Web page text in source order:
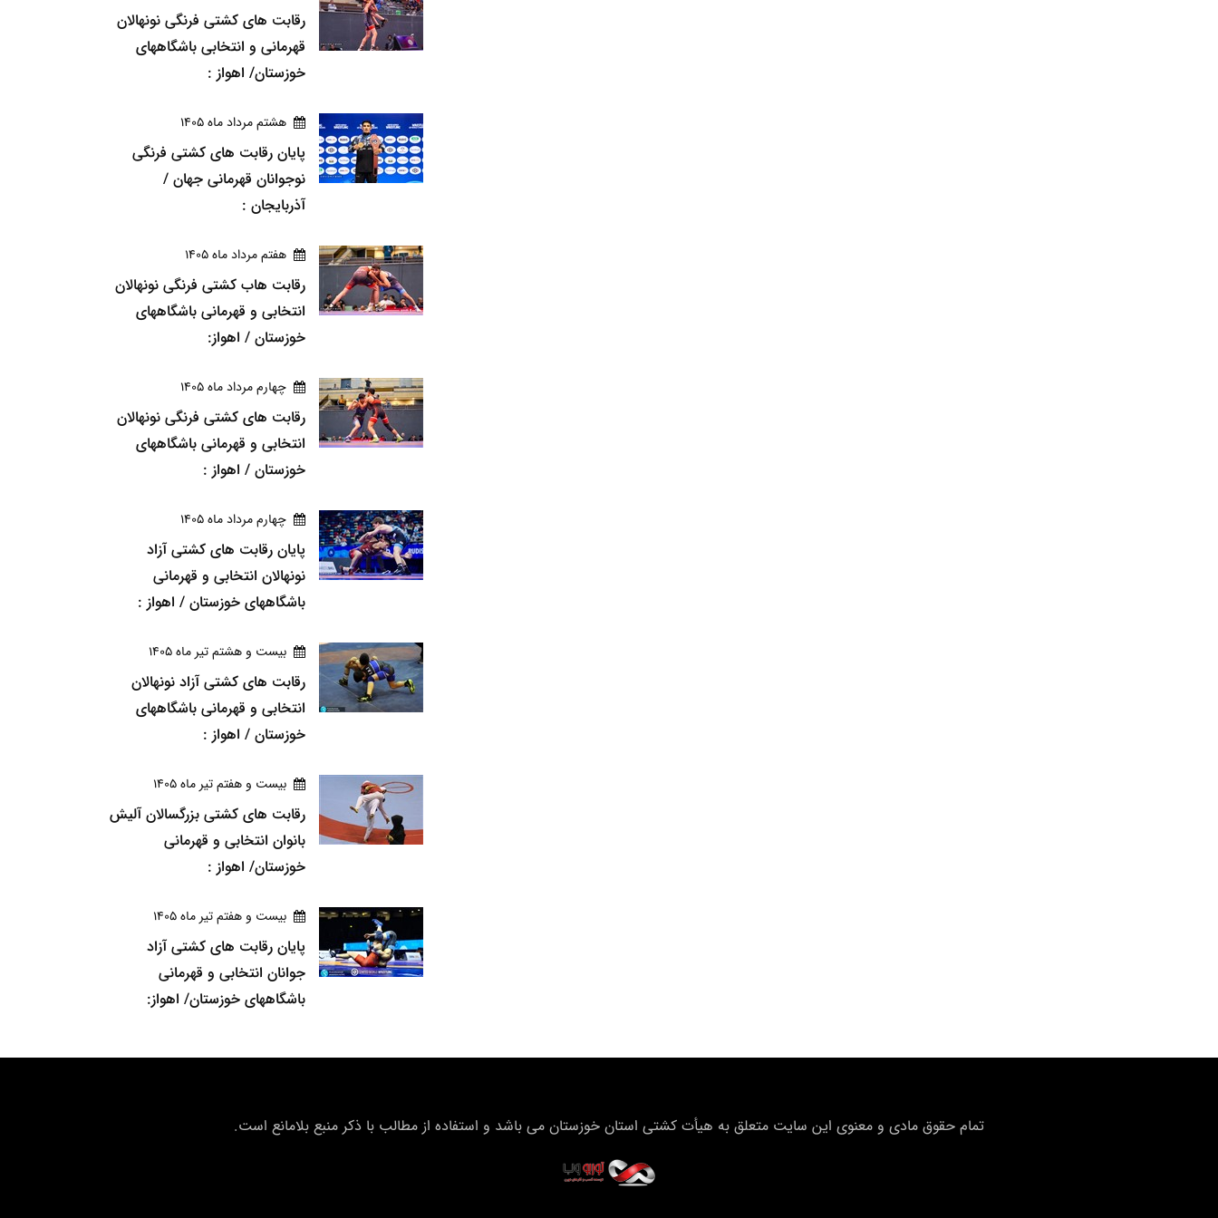
رقابت های کشتی فرنگی نونهالان
قهرمانی و انتخابی باشگاههای
خوزستان/ اهواز :
هشتم مرداد ماه 1405
پایان رقابت های کشتی فرنگی
نوجوانان قهرمانی جهان /
آذربایجان :
هفتم مرداد ماه 1405
رقابت هاب کشتی فرنگی نونهالان
انتخابی و قهرمانی باشگاههای
خوزستان / اهواز:
چهارم مرداد ماه 1405
رقابت های کشتی فرنگی نونهالان
انتخابی و قهرمانی باشگاههای
خوزستان / اهواز :
چهارم مرداد ماه 1405
پایان رقابت های کشتی آزاد
نونهالان انتخابی و قهرمانی
باشگاههای خوزستان / اهواز :
بيست و هشتم تير ماه 1405
رقابت های کشتی آزاد نونهالان
انتخابی و قهرمانی باشگاههای
خوزستان / اهواز :
بيست و هفتم تير ماه 1405
رقابت های کشتی بزرگسالان آلیش
بانوان انتخابی و قهرمانی
خوزستان/ اهواز :
بيست و هفتم تير ماه 1405
پایان رقابت های کشتی آزاد
جوانان انتخابی و قهرمانی
باشگاههای خوزستان/ اهواز:
تمام حقوق مادی و معنوی این سایت متعلق به هیأت كشتی استان خوزستان می باشد و استفاده از مطالب با ذکر منبع بلامانع است.